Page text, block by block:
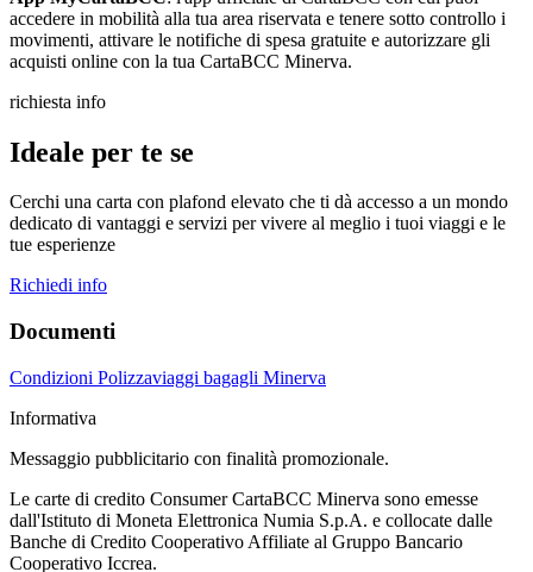
accedere in mobilità alla tua area riservata e tenere sotto controllo i
movimenti, attivare le notifiche di spesa gratuite e autorizzare gli
acquisti online con la tua CartaBCC Minerva.
richiesta info
Ideale per te se
Cerchi una carta con plafond elevato che ti dà accesso a un mondo
dedicato di vantaggi e servizi per vivere al meglio i tuoi viaggi e le
tue esperienze
Richiedi info
Documenti
Condizioni Polizzaviaggi bagagli Minerva
Informativa
Messaggio pubblicitario con finalità promozionale.
Le carte di credito Consumer CartaBCC Minerva sono emesse
dall'Istituto di Moneta Elettronica Numia S.p.A. e collocate dalle
Banche di Credito Cooperativo Affiliate al Gruppo Bancario
Cooperativo Iccrea.